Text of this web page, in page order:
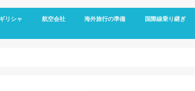
光スポット
び
ギリシャ
テネ観光
ントリーニ島 観光
テオラ観光
航空会社
エミレーツ航空
スカイエクスプレス航空
マイレージプログラム
海外旅行の準備
海外旅行の持ち物
空港での暇つぶしアイデア7選！
クレジットカード
オプショナルツアー
観光プラン
国際線乗り継ぎ
ドバイ乗り継ぎ